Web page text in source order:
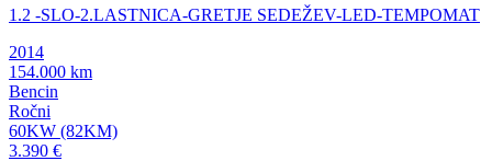
1.2 -SLO-2.LASTNICA-GRETJE SEDEŽEV-LED-TEMPOMAT
2014
154.000 km
Bencin
Ročni
60KW (82KM)
3.390 €